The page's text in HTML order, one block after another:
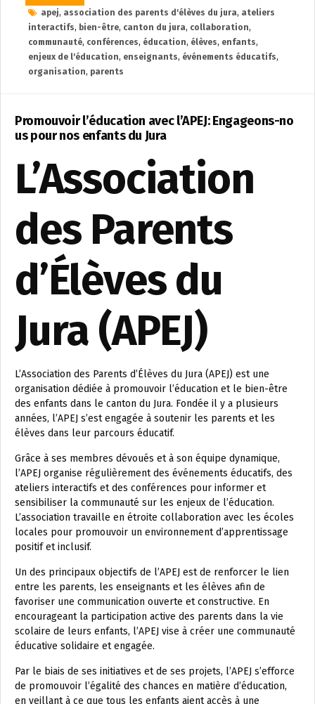
apej, association des parents d'élèves du jura, ateliers
interactifs, bien-être, canton du jura, collaboration,
communauté, conférences, éducation, élèves, enfants,
enjeux de l'éducation, enseignants, événements éducatifs,
organisation, parents
Promouvoir l’éducation avec l’APEJ: Engageons-no
us pour nos enfants du Jura
L’Association
des Parents
d’Élèves du
Jura (APEJ)
L’Association des Parents d’Élèves du Jura (APEJ) est une
organisation dédiée à promouvoir l’éducation et le bien-être
des enfants dans le canton du Jura. Fondée il y a plusieurs
années, l’APEJ s’est engagée à soutenir les parents et les
élèves dans leur parcours éducatif.
Grâce à ses membres dévoués et à son équipe dynamique,
l’APEJ organise régulièrement des événements éducatifs, des
ateliers interactifs et des conférences pour informer et
sensibiliser la communauté sur les enjeux de l’éducation.
L’association travaille en étroite collaboration avec les écoles
locales pour promouvoir un environnement d’apprentissage
positif et inclusif.
Un des principaux objectifs de l’APEJ est de renforcer le lien
entre les parents, les enseignants et les élèves afin de
favoriser une communication ouverte et constructive. En
encourageant la participation active des parents dans la vie
scolaire de leurs enfants, l’APEJ vise à créer une communauté
éducative solidaire et engagée.
Par le biais de ses initiatives et de ses projets, l’APEJ s’efforce
de promouvoir l’égalité des chances en matière d’éducation,
en veillant à ce que tous les enfants aient accès à une